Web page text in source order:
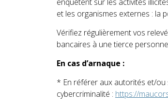
enquêtent sur les activités
et les organismes externes : la
Vérifiez régulièrement vos
bancaires à une tierce
En cas d’arnaque :
* En référer aux autorités et/ou
cybercriminalité : https://